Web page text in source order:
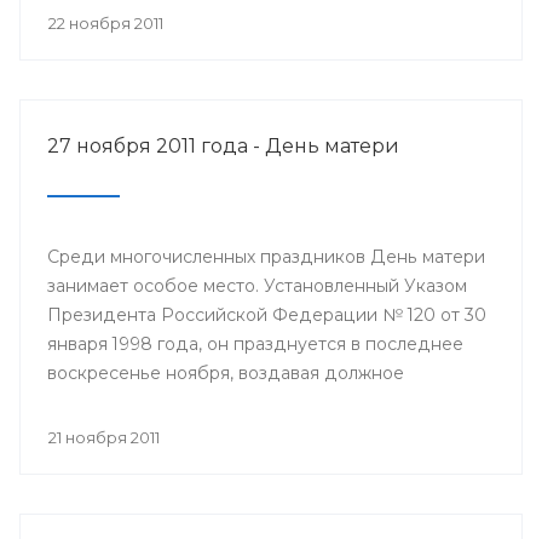
22 ноября 2011
27 ноября 2011 года - День матери
Среди многочисленных праздников День матери
занимает особое место. Установленный Указом
Президента Российской Федерации № 120 от 30
января 1998 года, он празднуется в последнее
воскресенье ноября, воздавая должное
ради блага своих детей.
21 ноября 2011